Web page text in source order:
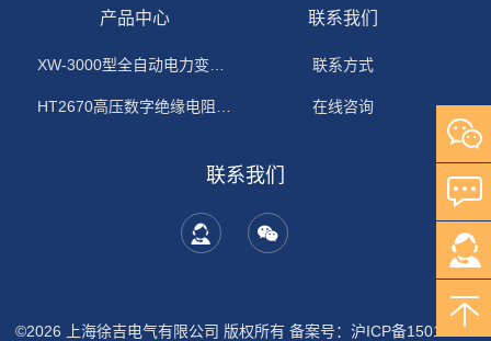
产品中心 联系我们
联系方式
在线咨询
联系我们
©2026 上海徐吉电气有限公司 版权所有 备案号：沪ICP备15015674